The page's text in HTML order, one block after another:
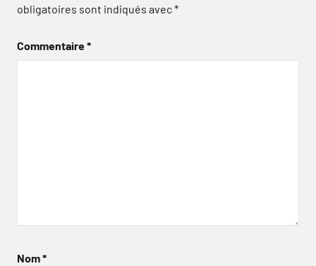
obligatoires sont indiqués avec*
Commentaire*
Nom*